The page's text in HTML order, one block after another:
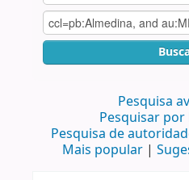
Pesquisa
Pesquisar
Pesquisa de
Mais popular